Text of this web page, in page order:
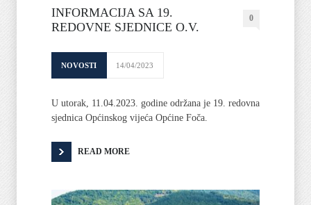
INFORMACIJA SA 19.
REDOVNE SJEDNICE O.V.
0
NOVOSTI 14/04/2023
U utorak, 11.04.2023. godine održana je 19. redovna
sjednica Općinskog vijeća Općine Foča.
READ MORE